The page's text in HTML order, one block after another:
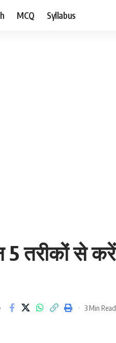
MCQ Syllabus
5 तरीकों से करें
3 Min Read